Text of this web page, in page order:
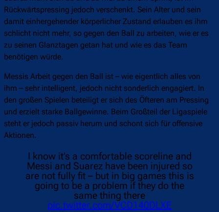
Rückwärtspressing jedoch verschenkt. Sein Alter und sein
damit einhergehender körperlicher Zustand erlauben es ihm
schlicht nicht mehr, so gegen den Ball zu arbeiten, wie er es
zu seinen Glanztagen getan hat und wie es das Team
benötigen würde.
Messis Arbeit gegen den Ball ist – wie eigentlich alles von
ihm – sehr intelligent, jedoch nicht sonderlich engagiert. In
den großen Spielen beteiligt er sich des Öfteren am Pressing
und erzielt starke Ballgewinne. Beim Großteil der Ligaspiele
steht er jedoch passiv herum und schont sich für offensive
Aktionen.
I know it’s a comfortable scoreline and
Messi and Suarez have been injured so
are not fully fit – but in big games this is
going to be a problem if they do the
same thing there
pic.twitter.com/VCD140DLXE